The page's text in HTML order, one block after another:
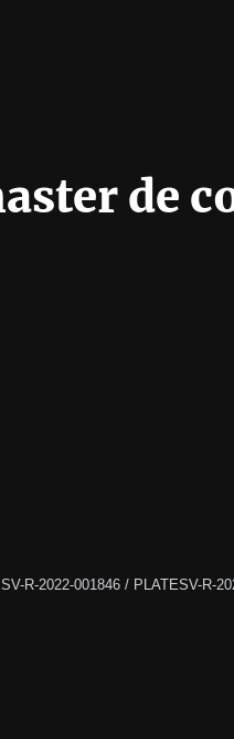
de
R-2022-001846 / PLATESV-R-